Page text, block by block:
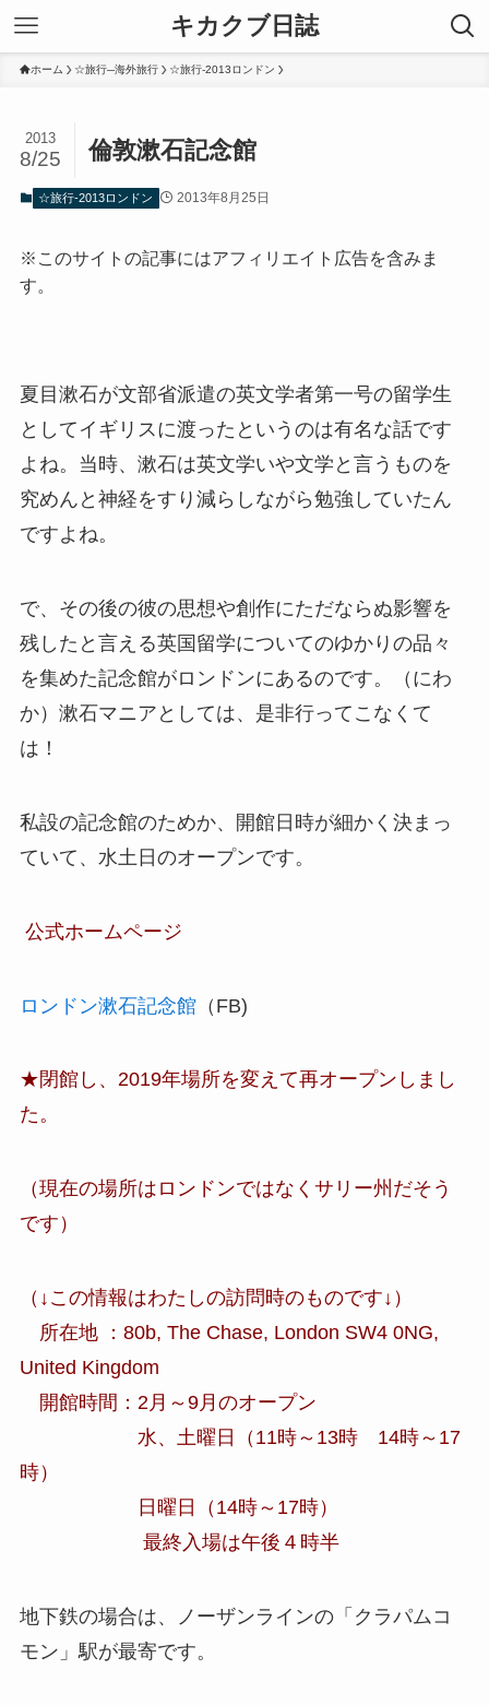
キカクブ日誌
ホーム ☆旅行─海外旅行 ☆旅行-2013ロンドン
倫敦漱石記念館
2013
8/25
☆旅行-2013ロンドン 2013年8月25日
※このサイトの記事にはアフィリエイト広告を含みま
す。
夏目漱石が文部省派遣の英文学者第一号の留学生
としてイギリスに渡ったというのは有名な話です
よね。当時、漱石は英文学いや文学と言うものを
究めんと神経をすり減らしながら勉強していたん
ですよね。
で、その後の彼の思想や創作にただならぬ影響を
残したと言える英国留学についてのゆかりの品々
を集めた記念館がロンドンにあるのです。（にわ
か）漱石マニアとしては、是非行ってこなくて
は！
私設の記念館のためか、開館日時が細かく決まっ
ていて、水土日のオープンです。
公式ホームページ
ロンドン漱石記念館（FB)
★閉館し、2019年場所を変えて再オープンしまし
た。
（現在の場所はロンドンではなくサリー州だそう
です）
（↓この情報はわたしの訪問時のものです↓）
所在地 ：80b, The Chase, London SW4 0NG,
United Kingdom
開館時間：2月～9月のオープン
水、土曜日（11時～13時 14時～17
時）
日曜日（14時～17時）
最終入場は午後４時半
地下鉄の場合は、ノーザンラインの「クラパムコ
モン」駅が最寄です。